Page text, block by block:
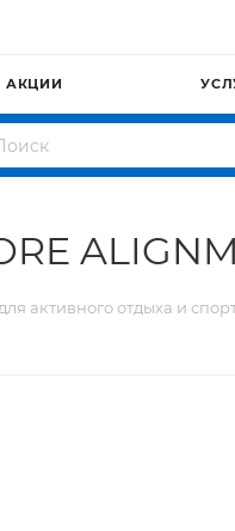
АКЦИИ
активного отдыха и